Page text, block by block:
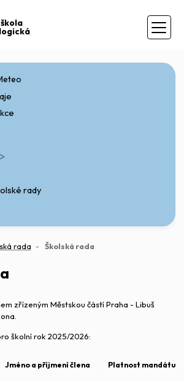
rady
rada Školská rada(aktuální)
zřízeným Městskou částí Praha - Libuš
školní rok 2025/2026:
Jméno a příjmení člena Platnost mandátu